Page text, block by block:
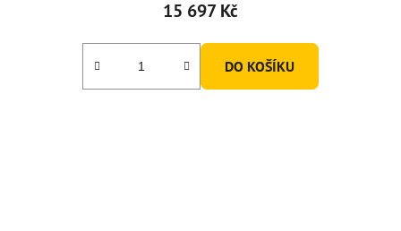
15 697 Kč
DO KOŠÍKU